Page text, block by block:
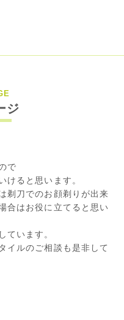
ジ
で
けると思います。
剃刀でのお顔剃りが出来
合はお役に立てると思い
ています。
イルのご相談も是非して